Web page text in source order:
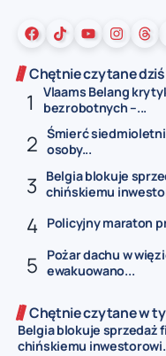
Chętnie czytane dziś
Vlaams Belang
bezrobotnych –...
Śmierć
osoby...
Belgia blokuje
chińskiemu
Policyjny maraton
Pożar dachu w
ewakuowano...
Chętnie czytane w
Belgia blokuje sprzedaż
chińskiemu